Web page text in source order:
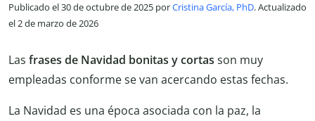
Publicado el 30 de octubre de 2025 porCristina García, PhD. Actualizado
el 2 de marzo de 2026
Las frases de Navidad bonitas y cortas son muy
empleadas conforme se van acercando estas fechas.
La Navidad es una época asociada con la paz, la